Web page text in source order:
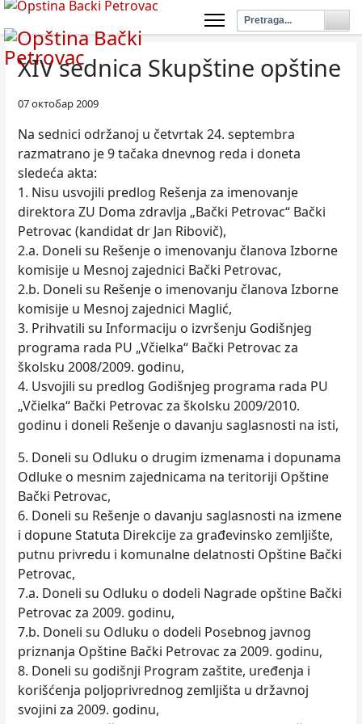
XIV sednica Skupštine opštine
07 октобар 2009
Na sednici održanoj u četvrtak 24. septembra
razmatrano je 9 tačaka dnevnog reda i doneta
sledeća akta:
1. Nisu usvojili predlog Rešenja za imenovanje
direktora ZU Doma zdravlja „Bački Petrovac“ Bački
Petrovac (kandidat dr Jan Ribovič),
2.a. Doneli su Rešenje o imenovanju članova Izborne
komisije u Mesnoj zajednici Bački Petrovac,
2.b. Doneli su Rešenje o imenovanju članova Izborne
komisije u Mesnoj zajednici Maglić,
3. Prihvatili su Informaciju o izvršenju Godišnjeg
programa rada PU „Včielka“ Bački Petrovac za
školsku 2008/2009. godinu,
4. Usvojili su predlog Godišnjeg programa rada PU
„Včielka“ Bački Petrovac za školsku 2009/2010.
godinu i doneli Rešenje o davanju saglasnosti na isti,
5. Doneli su Odluku o drugim izmenama i dopunama
Odluke o mesnim zajednicama na teritoriji Opštine
Bački Petrovac,
6. Doneli su Rešenje o davanju saglasnosti na izmene
i dopune Statuta Direkcije za građevinsko zemljište,
putnu privredu i komunalne delatnosti Opštine Bački
Petrovac,
7.a. Doneli su Odluku o dodeli Nagrade opštine Bački
Petrovac za 2009. godinu,
7.b. Doneli su Odluku o dodeli Posebnog javnog
priznanja Opštine Bački Petrovac za 2009. godinu,
8. Doneli su godišnji Program zaštite, uređenja i
korišćenja poljoprivrednog zemljišta u državnoj
svojini za 2009. godinu,